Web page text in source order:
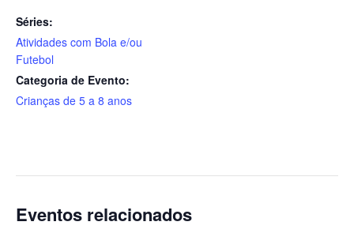
Séries:
Atividades com Bola e/ou
Futebol
Categoria de Evento:
Crianças de 5 a 8 anos
Eventos relacionados